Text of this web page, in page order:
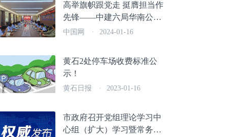
高举旗帜跟党走 挺膺担当作
先锋——中建六局华南公司
2023年度共青团工作综述
中国网 · 2024-01-16
黄石2处停车场收费标准公
示！
黄石日报 · 2023-01-16
市政府召开党组理论学习中
心组（扩大）学习暨常务会